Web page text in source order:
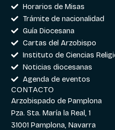
Horarios de Misas
Trámite de nacionalidad
Guía Diocesana
Cartas del Arzobispo
Instituto de Ciencias
Noticias diocesanas
Agenda de eventos
CONTACTO
Arzobispado de Pamplona
Pza. Sta. María la Real, 1
31001 Pamplona, Navarra